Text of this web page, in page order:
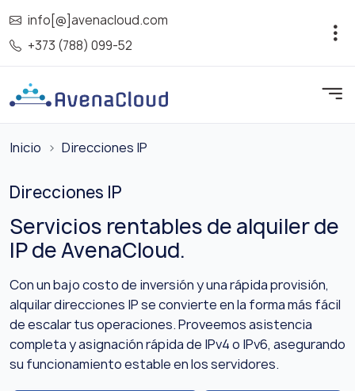
info[@]avenacloud.com
+373 (788) 099-52
Inicio Direcciones IP
Direcciones IP
Servicios rentables de alquiler de
IP de AvenaCloud.
Con un bajo costo de inversión y una rápida provisión,
alquilar direcciones IP se convierte en la forma más fácil
de escalar tus operaciones. Proveemos asistencia
completa y asignación rápida de IPv4 o IPv6, asegurando
su funcionamiento estable en los servidores.